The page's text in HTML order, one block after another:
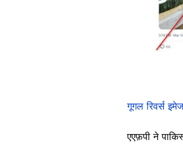
गूगल रिवर्स इमेज
एएफ़पी ने